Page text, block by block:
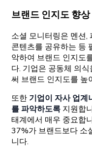
브랜드 인지도 향상
소셜 모니터링은 멘션,
콘텐츠를 공유하는 등
악하여 브랜드 인지도
다. 기업은 공동체 의
써 브랜드 인지도를 높
또한 기업이 자사 업계
를 파악하도록 지원합
태계에서 매우 중요합
37%가 브랜드보다 소
니다.